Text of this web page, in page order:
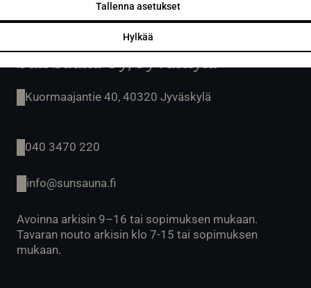
Hylkää
Tallenna asetukset
Kuormaajantie 40, 40320 Jyväskylä
040 3470 220
info@sunsauna.fi
Avoinna arkisin 9–16 tai sopimuksen mukaan.
Tavaran nouto arkisin klo 7-15 tai sopimuksen
mukaan.